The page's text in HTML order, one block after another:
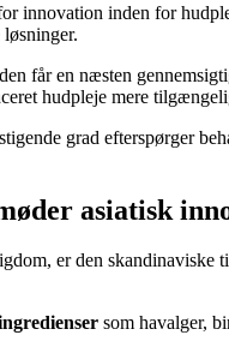
innovation inden for
får en næsten
hudpleje mere
grad efterspørger
asiatisk
er den
som havalger,